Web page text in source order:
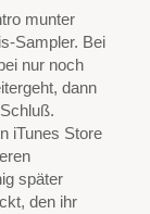
munter
Sampler. Bei
nur noch
dann
iTunes Store
später
den ihr